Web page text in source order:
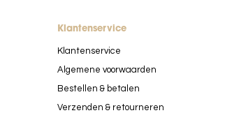
Klantenservice
Klantenservice
Algemene voorwaarden
Bestellen & betalen
Verzenden & retourneren